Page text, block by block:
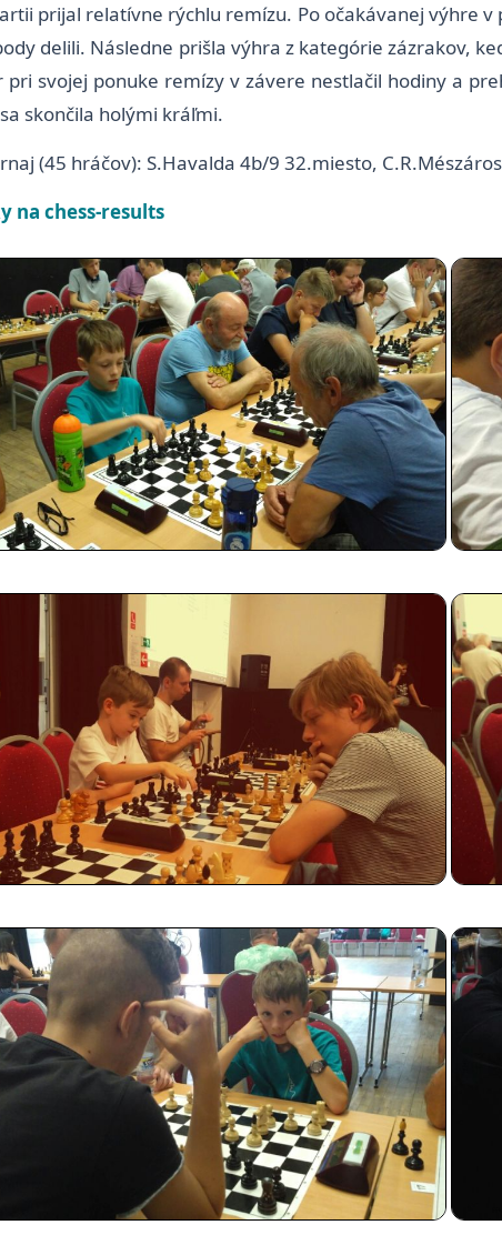
prijal relatívne rýchlu remízu. Po očakávanej výhre
delili. Následne prišla výhra z kategórie zázrakov,
pri svojej ponuke remízy v závere nestlačil hodiny a
skončila holými kráľmi.
(45 hráčov): S.Havalda 4b/9 32.miesto,
na chess-results